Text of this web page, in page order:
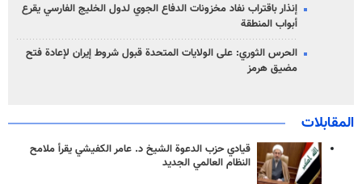
إنذار باقتراب نفاد مخزونات الدفاع الجوي لدول الخليج الفارسي يقرع
أبواب المنطقة
الحرس الثوري: على الولايات المتحدة قبول شروط إيران لإعادة فتح
مضيق هرمز
المقابلات
قيادي حزب الدعوة الشيخ د. عامر الكفيشي يقرأ ملامح
النظام العالمي الجديد